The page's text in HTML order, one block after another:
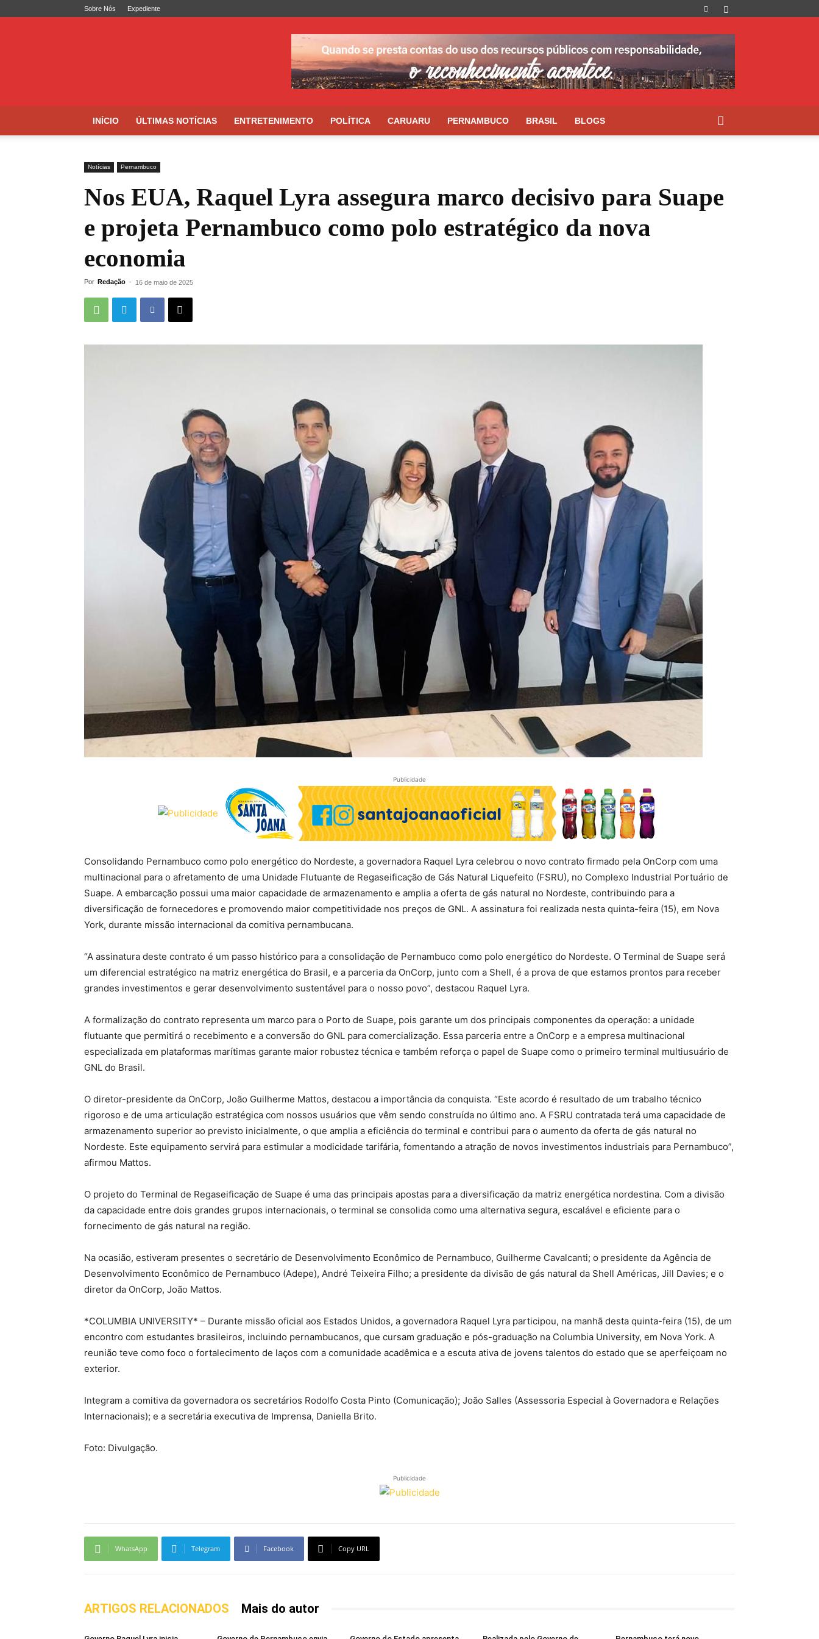
Sobre Nós Expediente
INÍCIO ÚLTIMAS NOTÍCIAS ENTRETENIMENTO POLÍTICA CARUARU PERNAMBUCO BRASIL BLOGS
Notícias Pernambuco
Nos EUA, Raquel Lyra assegura marco decisivo para Suape
e projeta Pernambuco como polo estratégico da nova
economia
Por Redação - 16 de maio de 2025
Publicidade
Consolidando Pernambuco como polo energético do Nordeste, a governadora Raquel Lyra celebrou o novo contrato firmado pela OnCorp com uma
multinacional para o afretamento de uma Unidade Flutuante de Regaseificação de Gás Natural Liquefeito (FSRU), no Complexo Industrial Portuário de
Suape. A embarcação possui uma maior capacidade de armazenamento e amplia a oferta de gás natural no Nordeste, contribuindo para a
diversificação de fornecedores e promovendo maior competitividade nos preços de GNL. A assinatura foi realizada nesta quinta-feira (15), em Nova
York, durante missão internacional da comitiva pernambucana.
“A assinatura deste contrato é um passo histórico para a consolidação de Pernambuco como polo energético do Nordeste. O Terminal de Suape será
um diferencial estratégico na matriz energética do Brasil, e a parceria da OnCorp, junto com a Shell, é a prova de que estamos prontos para receber
grandes investimentos e gerar desenvolvimento sustentável para o nosso povo”, destacou Raquel Lyra.
A formalização do contrato representa um marco para o Porto de Suape, pois garante um dos principais componentes da operação: a unidade
flutuante que permitirá o recebimento e a conversão do GNL para comercialização. Essa parceria entre a OnCorp e a empresa multinacional
especializada em plataformas marítimas garante maior robustez técnica e também reforça o papel de Suape como o primeiro terminal multiusuário de
GNL do Brasil.
O diretor-presidente da OnCorp, João Guilherme Mattos, destacou a importância da conquista. “Este acordo é resultado de um trabalho técnico
rigoroso e de uma articulação estratégica com nossos usuários que vêm sendo construída no último ano. A FSRU contratada terá uma capacidade de
armazenamento superior ao previsto inicialmente, o que amplia a eficiência do terminal e contribui para o aumento da oferta de gás natural no
Nordeste. Este equipamento servirá para estimular a modicidade tarifária, fomentando a atração de novos investimentos industriais para Pernambuco”,
afirmou Mattos.
O projeto do Terminal de Regaseificação de Suape é uma das principais apostas para a diversificação da matriz energética nordestina. Com a divisão
da capacidade entre dois grandes grupos internacionais, o terminal se consolida como uma alternativa segura, escalável e eficiente para o
fornecimento de gás natural na região.
Na ocasião, estiveram presentes o secretário de Desenvolvimento Econômico de Pernambuco, Guilherme Cavalcanti; o presidente da Agência de
Desenvolvimento Econômico de Pernambuco (Adepe), André Teixeira Filho; a presidente da divisão de gás natural da Shell Américas, Jill Davies; e o
diretor da OnCorp, João Mattos.
*COLUMBIA UNIVERSITY* – Durante missão oficial aos Estados Unidos, a governadora Raquel Lyra participou, na manhã desta quinta-feira (15), de um
encontro com estudantes brasileiros, incluindo pernambucanos, que cursam graduação e pós-graduação na Columbia University, em Nova York. A
reunião teve como foco o fortalecimento de laços com a comunidade acadêmica e a escuta ativa de jovens talentos do estado que se aperfeiçoam no
exterior.
Integram a comitiva da governadora os secretários Rodolfo Costa Pinto (Comunicação); João Salles (Assessoria Especial à Governadora e Relações
Internacionais); e a secretária executiva de Imprensa, Daniella Brito.
Foto: Divulgação.
Publicidade
WhatsApp Telegram Facebook Copy URL
ARTIGOS RELACIONADOS Mais do autor